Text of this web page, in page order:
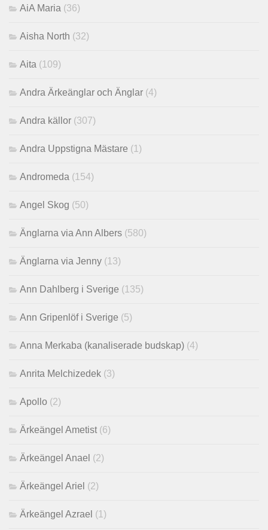
AiA Maria (36)
Aisha North (32)
Aita (109)
Andra Ärkeänglar och Änglar (4)
Andra källor (307)
Andra Uppstigna Mästare (1)
Andromeda (154)
Angel Skog (50)
Änglarna via Ann Albers (580)
Änglarna via Jenny (13)
Ann Dahlberg i Sverige (135)
Ann Gripenlöf i Sverige (5)
Anna Merkaba (kanaliserade budskap) (4)
Anrita Melchizedek (3)
Apollo (2)
Ärkeängel Ametist(6)
Ärkeängel Anael (2)
Ärkeängel Ariel (2)
Ärkeängel Azrael (1)